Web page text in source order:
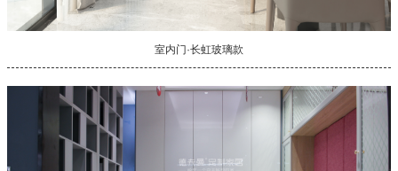
室内门·长虹玻璃款